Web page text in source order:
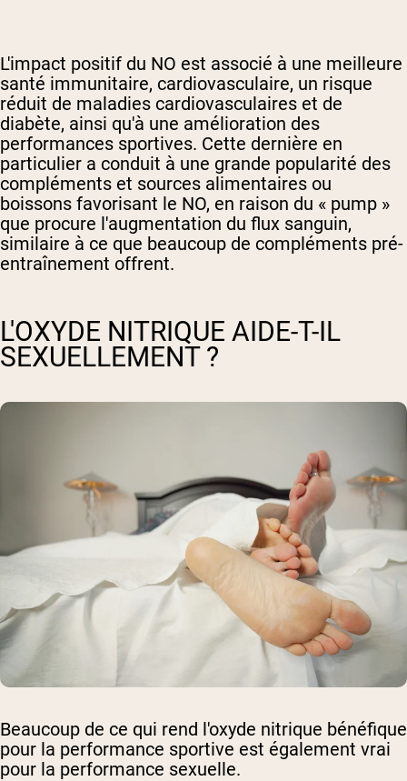
L'impact positif du NO est associé à une meilleure
santé immunitaire, cardiovasculaire, un risque
réduit de maladies cardiovasculaires et de
diabète, ainsi qu'à une amélioration des
performances sportives. Cette dernière en
particulier a conduit à une grande popularité des
compléments et sources alimentaires ou
boissons favorisant le NO, en raison du « pump »
que procure l'augmentation du flux sanguin,
similaire à ce que beaucoup de compléments pré-
entraînement offrent.
L'OXYDE NITRIQUE AIDE-T-IL
SEXUELLEMENT ?
Beaucoup de ce qui rend l'oxyde nitrique bénéfique
pour la performance sportive est également vrai
pour la performance sexuelle.